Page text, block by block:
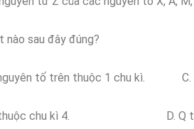
nào sau đây đúng?
nguyên tố trên thuộc 1 chu kì. C.
thuộc chu kì 4. D. Q